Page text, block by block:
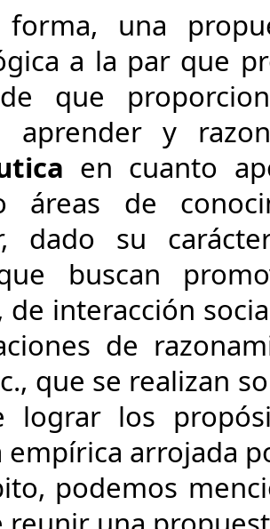
una
a la par que
que
aprender y
en cuanto
áreas de
dado su
buscan
de interacción
de
que se realizan
los
empírica arrojada
podemos